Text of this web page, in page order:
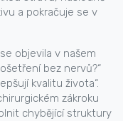
a pokračuje se v
objevila v našem
bez nervů?“
kvalitu života“.
zákroku
chybějící struktury